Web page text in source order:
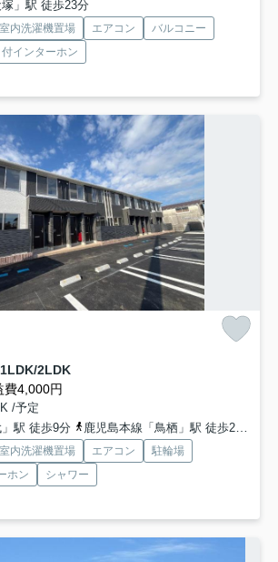
」駅 徒歩23分
室内洗濯機置場 エアコン
バルコニー
インターホン
2LDK
費4,000円
/予定
駅 徒歩9分
鹿児島本線「鳥栖」駅 徒歩26分
室内洗濯機置場 エアコン
駐輪場
ホン
シャワー